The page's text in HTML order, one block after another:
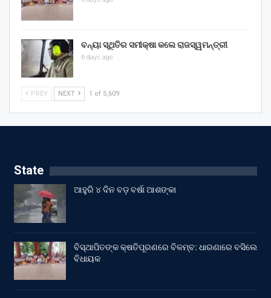
ବନ୍ୟା ସ୍ଥିତିର ସମୀକ୍ଷା କଲେ ରାଜସ୍ୱମନ୍ତ୍ରୀ
6 days ago
PREV NEXT 1 of 5,609
State
ଆହୁରି ୪ ଦିନ ବଡ଼ ବର୍ଷା ଆଶଙ୍କା
ବିସ୍ଥାପିତଙ୍କ କ୍ଷତିପୂରଣରେ ବିଳମ୍ବ: ଧାରଣାରେ ବସିଲେ
ବିଧାୟକ